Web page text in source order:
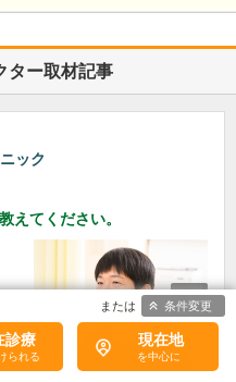
ター取材記事
ック
えてください。
診療 現在地
条件変更